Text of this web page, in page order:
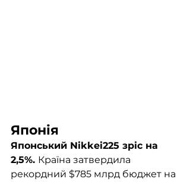
Японія
Японський Nikkei225 зріс на
2,5%. Країна затвердила
рекордний $785 млрд бюджет на